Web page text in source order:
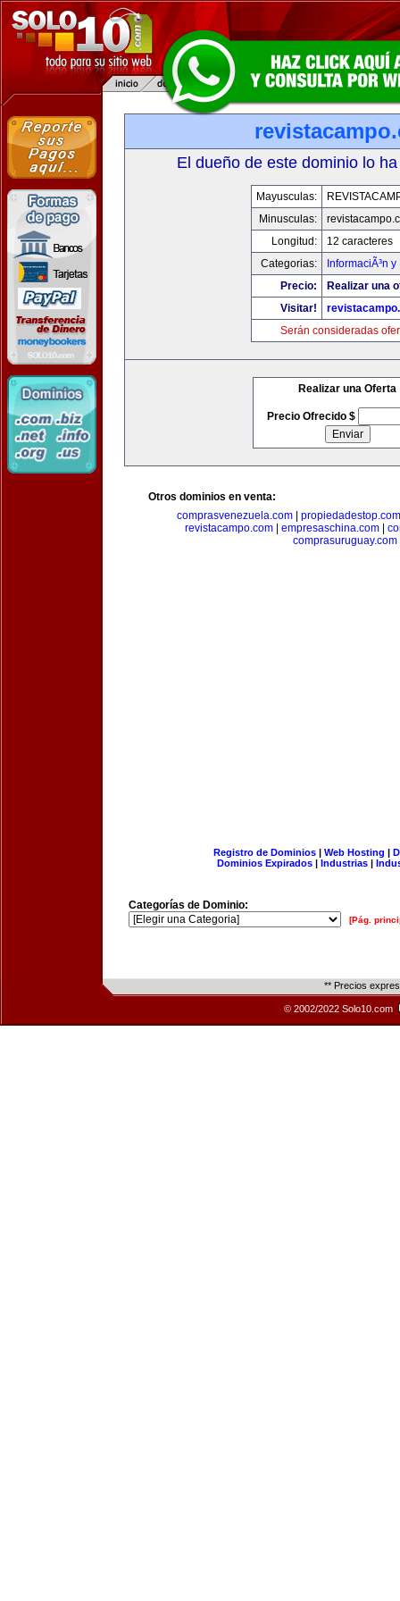
El dueño de este dominio lo
Mayusculas:
Minusculas:
Longitud:
12 caracteres
Categorias:
InformaciÃ³n
Precio:
Realizar una
Visitar!
Serán consideradas
Realizar una Oferta
Precio Ofrecido $
Otros dominios en venta:
comprasvenezuela.com
propiedadestop.com
revistacampo.com
empresaschina.com
comprasuruguay.com
Registro de Dominios| Web Hosting |
Dominios Expirados | Industrias |
Categorías de Dominio:
[Pág.
** Precios
© 2002/2022 Solo10.com